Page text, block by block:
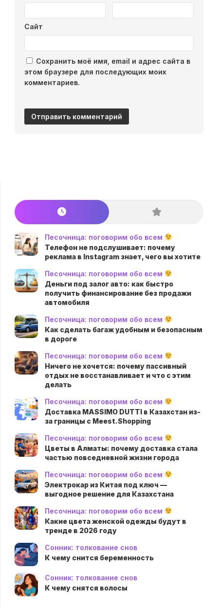
Сайт
Сохранить моё имя, email и адрес сайта в
этом браузере для последующих моих
комментариев.
Песочница: поговорим обо всем
Телефон не подслушивает: почему
реклама в Instagram знает, чего вы хотите
Песочница: поговорим обо всем
Деньги под залог авто: как быстро
получить финансирование без продажи
автомобиля
Песочница: поговорим обо всем
Как сделать багаж удобным и безопасным
в дороге
Песочница: поговорим обо всем
Ничего не хочется: почему пассивный
отдых не восстанавливает и что с этим
делать
Песочница: поговорим обо всем
Доставка MASSIMO DUTTI в Казахстан из-
за границы с Meest.Shopping
Песочница: поговорим обо всем
Цветы в Алматы: почему доставка стала
частью повседневной жизни города
Песочница: поговорим обо всем
Электрокар из Китая под ключ —
выгодное решение для Казахстана
Песочница: поговорим обо всем
Какие цвета женской одежды будут в
тренде в 2026 году
Сонник: толкование снов
К чему снится беременность
Сонник: толкование снов
К чему снятся волосы